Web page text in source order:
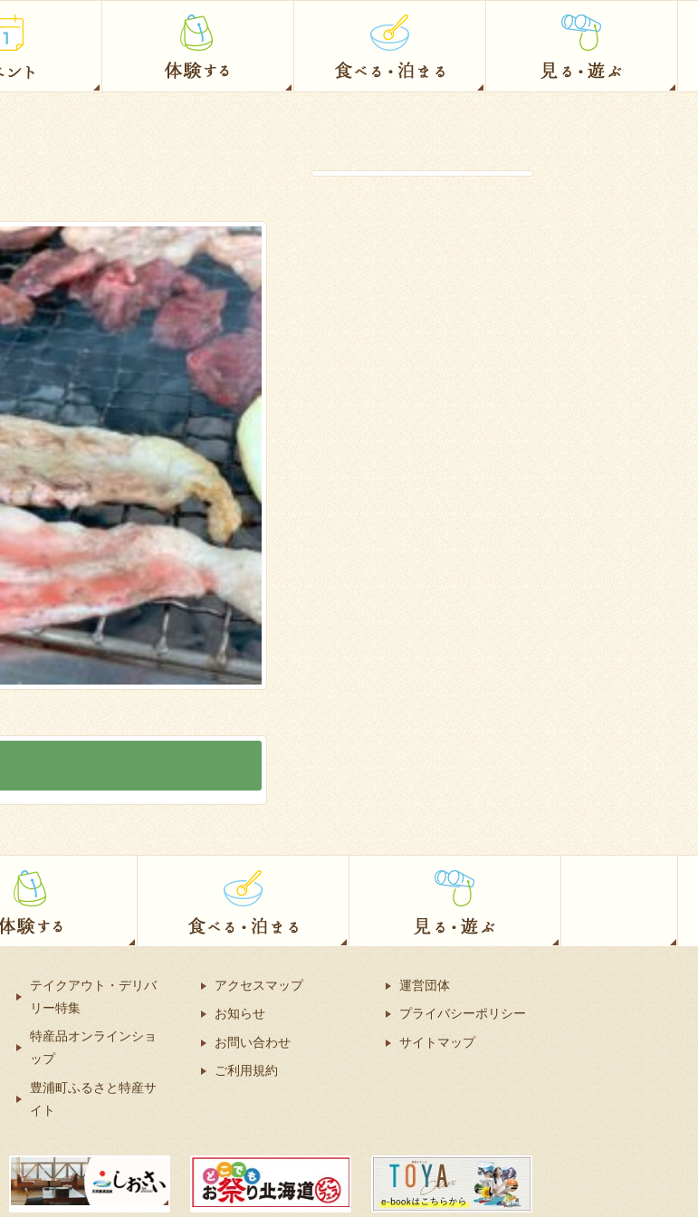
テイクアウト・デリバ
リー特集
特産品オンラインショ
ップ
豊浦町ふるさと特産サ
イト
アクセスマップ
お知らせ
お問い合わせ
ご利用規約
運営団体
プライバシーポリシー
サイトマップ